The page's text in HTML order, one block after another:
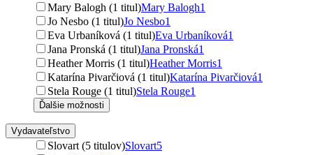
Mary Balogh (1 titul)Mary Balogh1
Jo Nesbo (1 titul)Jo Nesbo1
Eva Urbaníková (1 titul)Eva Urbaníková1
Jana Pronská (1 titul)Jana Pronská1
Heather Morris (1 titul)Heather Morris1
Katarína Pivarčiová (1 titul)Katarína Pivarčiová1
Stela Rouge (1 titul)Stela Rouge1
Ďalšie možnosti
Vydavateľstvo
Slovart (5 titulov)Slovart5